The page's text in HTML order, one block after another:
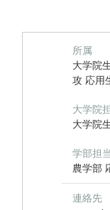
所属
大学院
攻 応用
大学院
大学院
学部担当
農学部
連絡先